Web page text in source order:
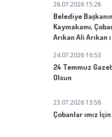
28.07.2026 15:28
Belediye
Kaymakamı,
Arıkan Ali Arıkan
24.07.2026 16:53
24 Temmuz
Olsun
23.07.2026 13:58
Çobanlar ımız